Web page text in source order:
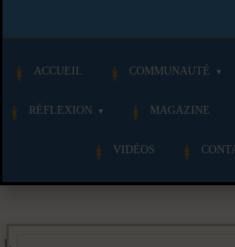
ACCUEIL COMMUNAUTÉ
RÉFLEXION MAGAZINE
VIDÉOS